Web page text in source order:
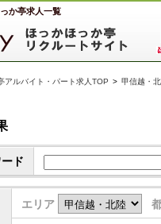
か亭求人一覧
アルバイト・パート求人TOP > 甲信越・
ド
エリア